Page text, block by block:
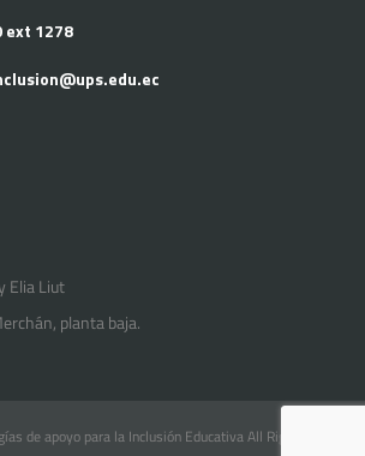
ext 1278
Elia Liut
planta baja.
de apoyo para la Inclusión Educativa All Rights